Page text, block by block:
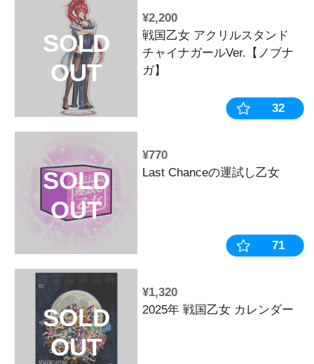
SOLD
OUT
¥770
【シンゲン】
SOLD
OUT
¥2,200
ガ】